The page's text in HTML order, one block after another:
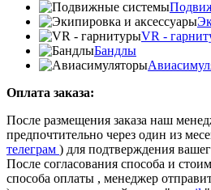
VR -
Бандлы
Оплата заказа:
После размещения заказа наш
предпочтительно через один из
телеграм ) для подтверждения
После согласования способа и
способа оплаты , менеджер